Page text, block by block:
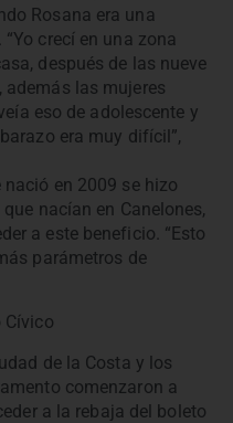
Rosana era una
crecí en una zona
después de las nueve
las mujeres
eso de adolescente y
era muy difícil”,
en 2009 se hizo
nacían en Canelones,
a este beneficio. “Esto
parámetros de
Cívico
de la Costa y los
comenzaron a
a la rebaja del boleto